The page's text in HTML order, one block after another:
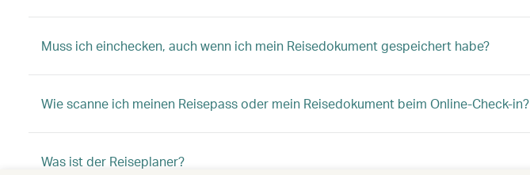
Muss ich einchecken, auch wenn ich mein Reisedokument gespeichert habe?
Wie scanne ich meinen Reisepass oder mein Reisedokument beim Online-Check-in?
Was ist der Reiseplaner?